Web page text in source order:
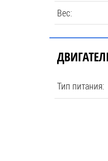
Вес:
Тип питания: